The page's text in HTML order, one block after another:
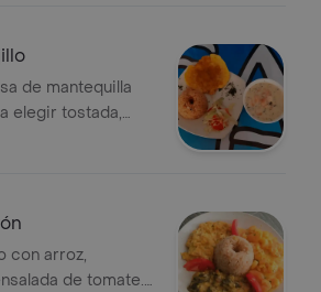
de mantequilla
elegir tostada,
lechuga,
con arroz,
de tomate.